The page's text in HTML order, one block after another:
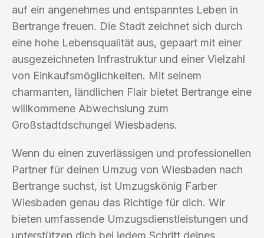
auf ein angenehmes und entspanntes Leben in
Bertrange freuen. Die Stadt zeichnet sich durch
eine hohe Lebensqualität aus, gepaart mit einer
ausgezeichneten Infrastruktur und einer Vielzahl
von Einkaufsmöglichkeiten. Mit seinem
charmanten, ländlichen Flair bietet Bertrange eine
willkommene Abwechslung zum
Großstadtdschungel Wiesbadens.
Wenn du einen zuverlässigen und professionellen
Partner für deinen Umzug von Wiesbaden nach
Bertrange suchst, ist Umzugskönig Farber
Wiesbaden genau das Richtige für dich. Wir
bieten umfassende Umzugsdienstleistungen und
unterstützen dich bei jedem Schritt deines